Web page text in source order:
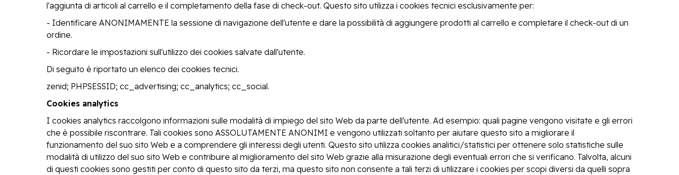
l'aggiunta di articoli al carrello e il completamento della fase di check-out. Questo sito utilizza i cookies tecnici esclusivamente per:
- Identificare ANONIMAMENTE la sessione di navigazione dell'utente e dare la possibilità di aggiungere prodotti al carrello e completare il check-out di un
ordine.
- Ricordare le impostazioni sull'utilizzo dei cookies salvate dall'utente.
Di seguito è riportato un elenco dei cookies tecnici.
zenid; PHPSESSID; cc_advertising; cc_analytics; cc_social.
Cookies analytics
I cookies analytics raccolgono informazioni sulle modalità di impiego del sito Web da parte dell'utente. Ad esempio: quali pagine vengono visitate e gli errori
che è possibile riscontrare. Tali cookies sono ASSOLUTAMENTE ANONIMI e vengono utilizzati soltanto per aiutare questo sito a migliorare il
funzionamento del suo sito Web e a comprendere gli interessi degli utenti. Questo sito utilizza cookies analitici/statistici per ottenere solo statistiche sulle
modalità di utilizzo del suo sito Web e contribuire al miglioramento del sito Web grazie alla misurazione degli eventuali errori che si verificano. Talvolta, alcuni
di questi cookies sono gestiti per conto di questo sito da terzi, ma questo sito non consente a tali terzi di utilizzare i cookies per scopi diversi da quelli sopra